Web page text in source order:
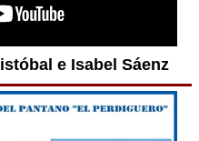
e Isabel Sáenz